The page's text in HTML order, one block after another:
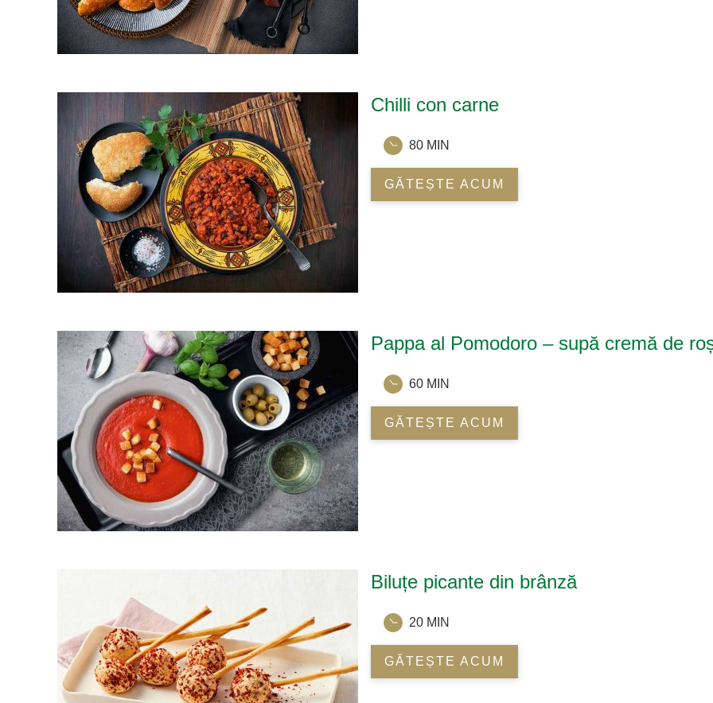
Chilli con carne
80 MIN
GĂTEȘTE ACUM
Pappa al Pomodoro – supă cremă de
60 MIN
GĂTEȘTE ACUM
Biluțe picante din brânză
20 MIN
GĂTEȘTE ACUM